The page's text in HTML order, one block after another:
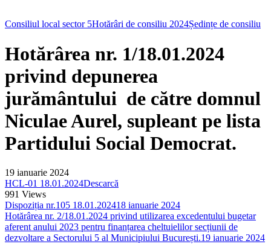
Consiliul local sector 5Hotărâri de consiliu 2024Ședințe de consiliu
Hotărârea nr. 1/18.01.2024
privind depunerea
jurământului de către domnul
Niculae Aurel, supleant pe lista
Partidului Social Democrat.
19 ianuarie 2024
HCL-01 18.01.2024Descarcă
991 Views
Dispoziția nr.105 18.01.202418 ianuarie 2024
Hotărârea nr. 2/18.01.2024 privind utilizarea excedentului bugetar
aferent anului 2023 pentru finanțarea cheltuielilor secțiunii de
dezvoltare a Sectorului 5 al Municipiului București.19 ianuarie 2024